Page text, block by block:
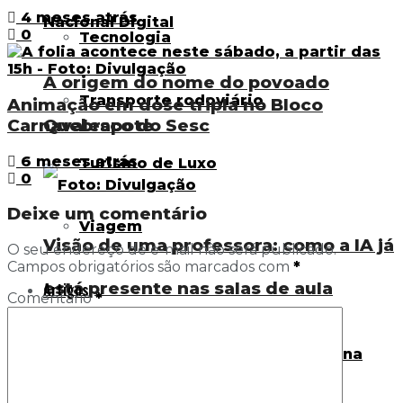
A origem do nome do povoado
Quebrapote
Visão de uma professora: como a IA já
está presente nas salas de aula
Tecnologia
Transporte rodoviário
Turismo de Luxo
Viagem
Artigos
4 meses atrás
0
Animação em dose tripla no Bloco
Carnavalesco do Sesc
6 meses atrás
0
Deixe um comentário
O seu endereço de e-mail não será publicado.
Campos obrigatórios são marcados com *
Comentário*